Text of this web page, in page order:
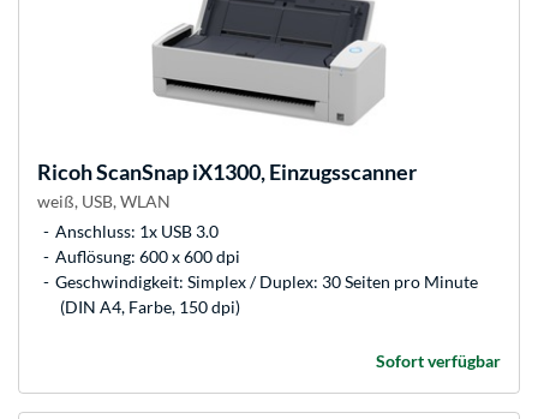
RicohScanSnap iX1300, Einzugsscanner
weiß, USB, WLAN
Anschluss: 1x USB 3.0
Auflösung: 600 x 600 dpi
Geschwindigkeit: Simplex / Duplex: 30 Seiten pro Minute
(DIN A4, Farbe, 150 dpi)
Sofort verfügbar